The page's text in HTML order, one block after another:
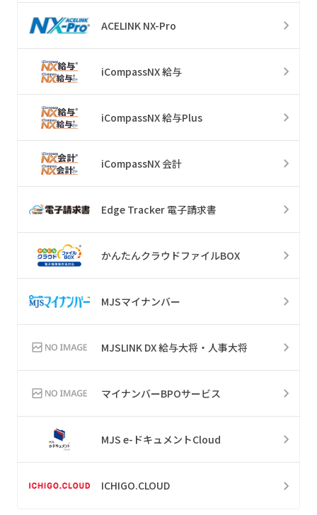
ACELINK NX-Pro
iCompassNX 給与
iCompassNX 給与Plus
iCompassNX 会計
Edge Tracker 電子請求書
かんたんクラウドファイルBOX
MJSマイナンバー
MJSLINK DX 給与大将・人事大将
マイナンバーBPOサービス
MJS e-ドキュメントCloud
ICHIGO.CLOUD